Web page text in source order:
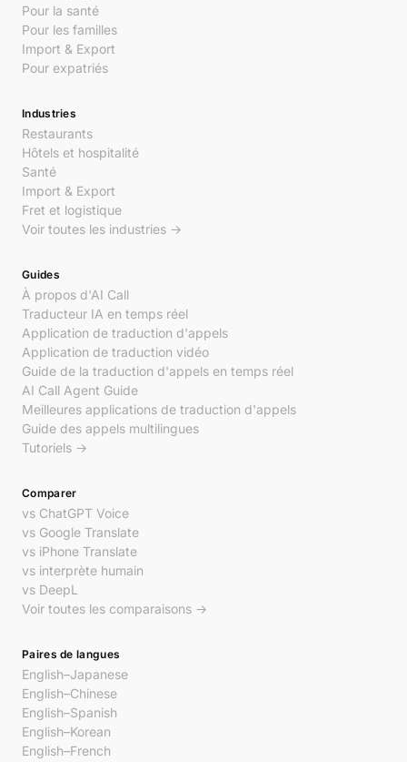
Pour la santé
Pour les familles
Import & Export
Pour expatriés
Industries
Restaurants
Hôtels et hospitalité
Santé
Import & Export
Fret et logistique
Voir toutes les industries →
Guides
À propos d'AI Call
Traducteur IA en temps réel
Application de traduction d'appels
Application de traduction vidéo
Guide de la traduction d'appels en temps réel
AI Call Agent Guide
Meilleures applications de traduction d'appels
Guide des appels multilingues
Tutoriels →
Comparer
vs ChatGPT Voice
vs Google Translate
vs iPhone Translate
vs interprète humain
vs DeepL
Voir toutes les comparaisons →
Paires de langues
English–Japanese
English–Chinese
English–Spanish
English–Korean
English–French